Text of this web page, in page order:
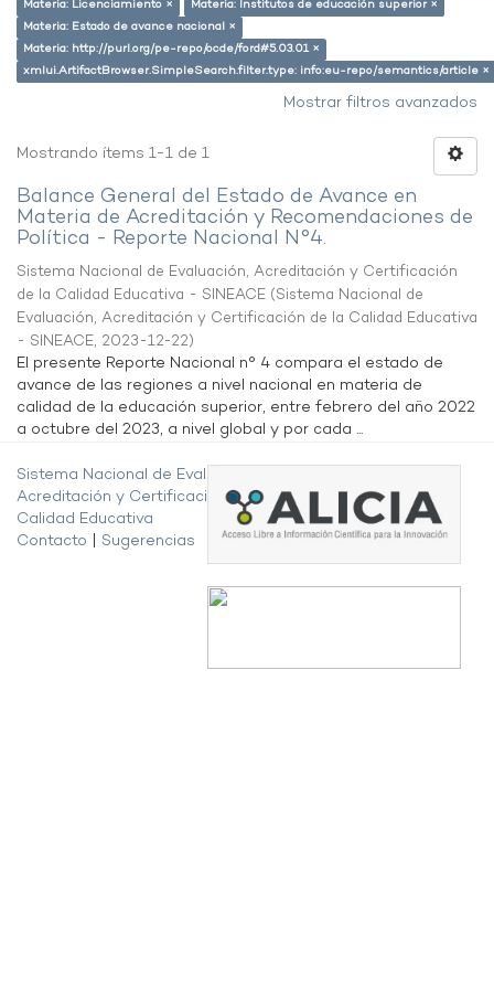
Materia: Licenciamiento ×
Materia: Institutos de educación superior ×
Materia: Estado de avance nacional ×
Materia: http://purl.org/pe-repo/ocde/ford#5.03.01 ×
xmlui.ArtifactBrowser.SimpleSearch.filter.type: info:eu-repo/semantics/article ×
Mostrar filtros avanzados
Mostrando ítems 1-1 de 1
Balance General del Estado de Avance en
Materia de Acreditación y Recomendaciones de
Política - Reporte Nacional N°4.
Sistema Nacional de Evaluación, Acreditación y Certificación
de la Calidad Educativa - SINEACE (Sistema Nacional de
Evaluación, Acreditación y Certificación de la Calidad Educativa
- SINEACE, 2023-12-22)
El presente Reporte Nacional n° 4 compara el estado de
avance de las regiones a nivel nacional en materia de
calidad de la educación superior, entre febrero del año 2022
a octubre del 2023, a nivel global y por cada ...
Sistema Nacional de Evaluación,
Acreditación y Certificación de la
Calidad Educativa
Contacto
Sugerencias